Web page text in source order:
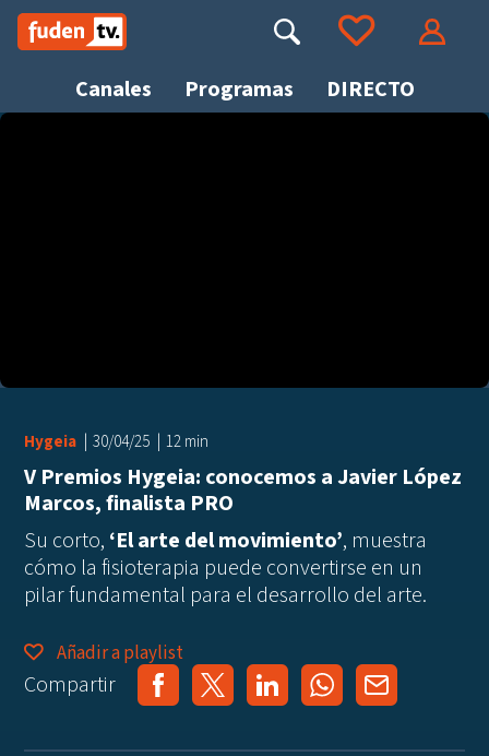
Saltar
contenido
Canales Programas DIRECTO
Buscar Ir a tus favoritos
Hygeia 30/04/25 12 min
V Premios Hygeia: conocemos a Javier López
Marcos, finalista PRO
Su corto, ‘El arte del movimiento’, muestra
cómo la fisioterapia puede convertirse en un
pilar fundamental para el desarrollo del arte.
Añadir a playlist
Compartir